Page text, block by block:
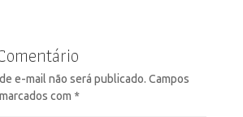
e-mail não será publicado. Campos
com *